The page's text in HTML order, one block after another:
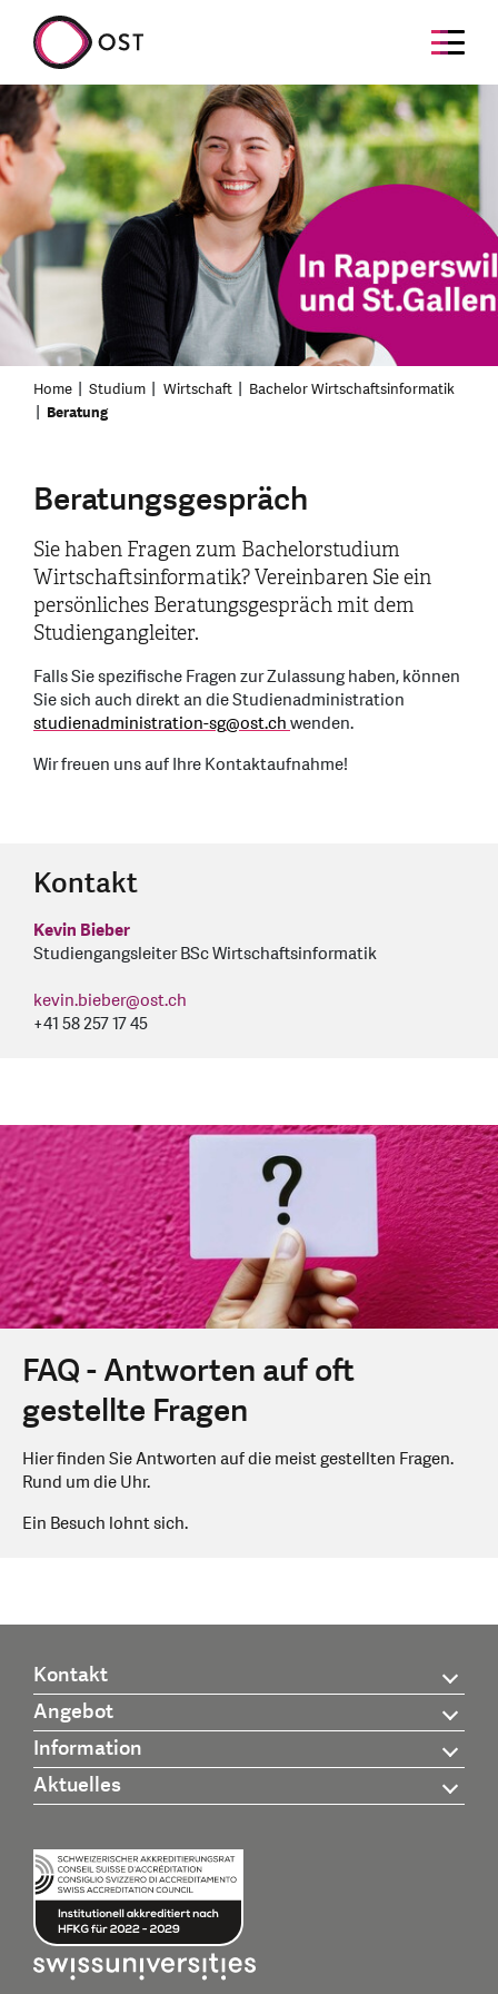
Home Studium Wirtschaft
Bachelor Wirtschaftsinformatik
Beratung
Beratungsgespräch
Sie haben Fragen zum Bachelorstudium
Wirtschaftsinformatik? Vereinbaren Sie ein
persönliches Beratungsgespräch mit dem
Studiengangleiter.
Falls Sie spezifische Fragen zur Zulassung haben, können
Sie sich auch direkt an die Studienadministration
studienadministration-sg@ost.chwenden.
Wir freuen uns auf Ihre Kontaktaufnahme!
Kontakt
Kevin Bieber
Studiengangsleiter BSc Wirtschaftsinformatik
kevin.bieber@ost.ch
+41 58 257 17 45
FAQ - Antworten auf oft
gestellte Fragen
Hier finden Sie Antworten auf die meist gestellten Fragen.
Rund um die Uhr.
Ein Besuch lohnt sich.
Kontakt
Angebot
Information
Aktuelles